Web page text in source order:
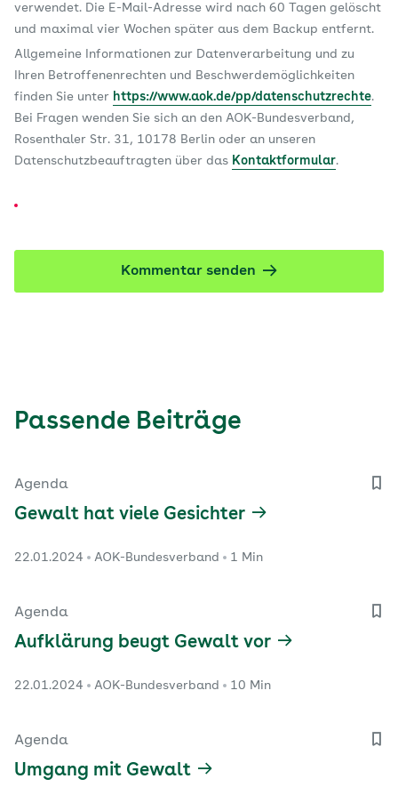
verwendet. Die E-Mail-Adresse wird nach 60 Tagen gelöscht
und maximal vier Wochen später aus dem Backup entfernt.
Allgemeine Informationen zur Datenverarbeitung und zu
Ihren Betroffenenrechten und Beschwerdemöglichkeiten
finden Sie unter https://www.aok.de/pp/datenschutzrechte.
Bei Fragen wenden Sie sich an den AOK-Bundesverband,
Rosenthaler Str. 31, 10178 Berlin oder an unseren
Datenschutzbeauftragten über das Kontaktformular.
Kommentar senden
Passende Beiträge
Agenda
Gewalt hat viele Gesichter
22.01.2024 AOK-Bundesverband 1 Min
Agenda
Aufklärung beugt Gewalt vor
22.01.2024 AOK-Bundesverband 10 Min
Agenda
Umgang mit Gewalt